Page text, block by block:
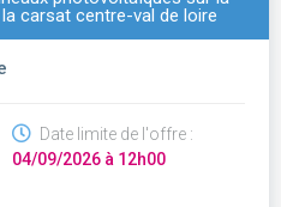
carsat centre-val de loire
Date limite de l'offre :
04/09/2026 à 12h00